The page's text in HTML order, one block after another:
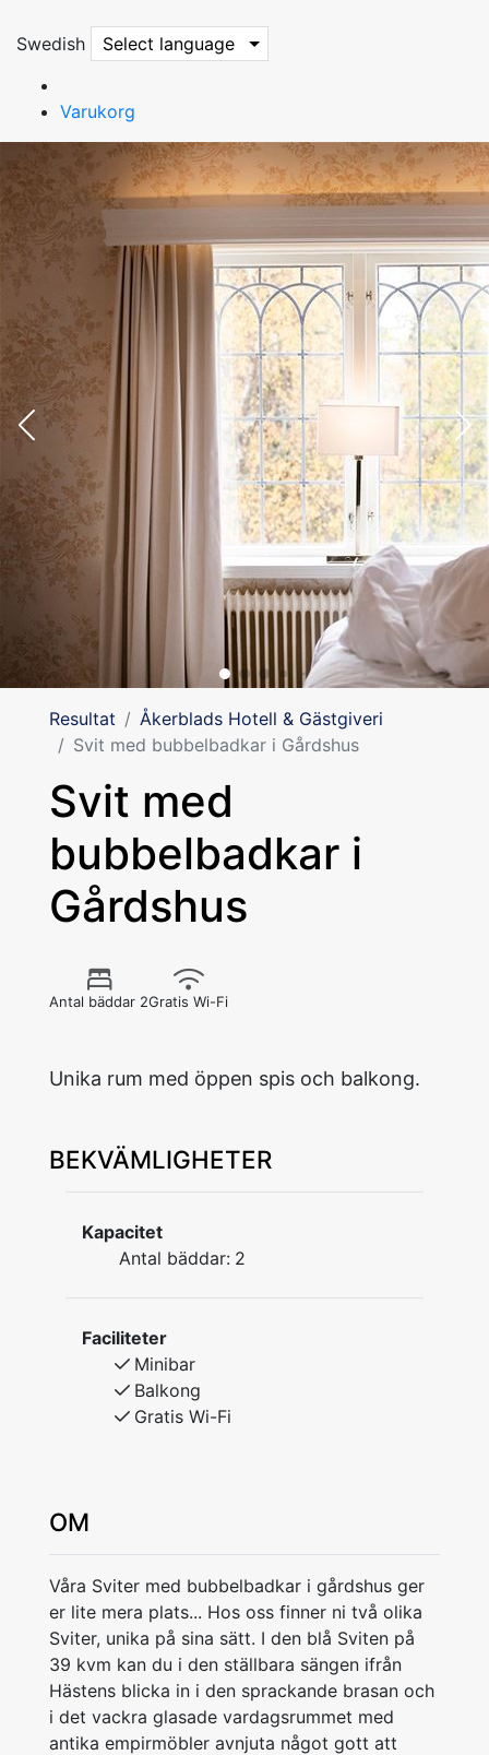
Swedish Select language
Varukorg
Resultat
Åkerblads Hotell & Gästgiveri
Svit med bubbelbadkar i Gårdshus
Svit med
bubbelbadkar i
Gårdshus
Antal bäddar 2Gratis Wi-Fi
BEKVÄMLIGHETER
Kapacitet
Antal bäddar: 2
Faciliteter
Minibar
Balkong
Gratis Wi-Fi
OM
Våra Sviter med bubbelbadkar i gårdshus ger
er lite mera plats... Hos oss finner ni två olika
Sviter, unika på sina sätt. I den blå Sviten på
39 kvm kan du i den ställbara sängen ifrån
Hästens blicka in i den sprackande brasan och
i det vackra glasade vardagsrummet med
antika empirmöbler avnjuta något gott att